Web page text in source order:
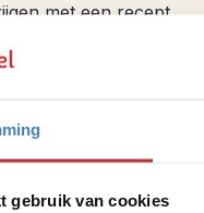
gebruik van cookies
met een recept.
Hondsdolheid is